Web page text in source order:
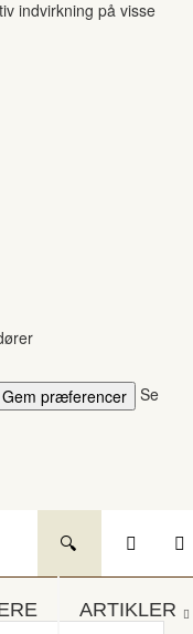
indvirkning på visse
Gem præferencer Se
ARTIKLER